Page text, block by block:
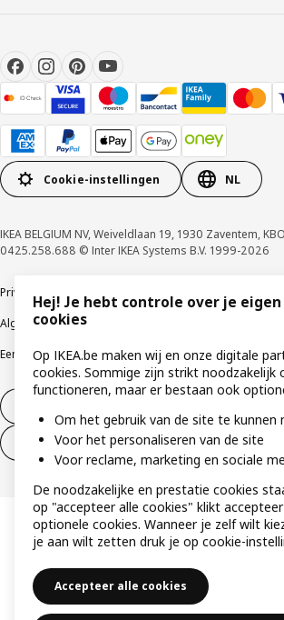
Cookie-instellingen NL
IKEA BELGIUM NV, Weiveldlaan 19, 1930 Zaventem,
0425.258.688 © Inter IKEA Systems B.V. 1999-2026
PrivacybeleidCookiebeleid
Gebruiksvoorwaarden
Algemene contractvoorwaarden
Een etische bezorgdheid uitenKlachten
Herroeping van contract (services)
Hej! Je hebt controle over je eigen
cookies
Op IKEA.be maken wij en onze digitale
cookies. Sommige zijn strikt
functioneren, maar er bestaan ook
Om het gebruik van de site te kunnen
Voor het personaliseren van de site
Voor reclame, marketing en sociale
De noodzakelijke en prestatie cookies
op "accepteer alle cookies" klikt
optionele cookies. Wanneer je zelf wilt
je aan wilt zetten druk je op cookie-
Accepteer alle cookies